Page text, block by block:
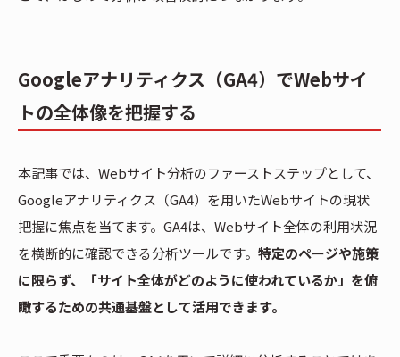
Googleアナリティクス（GA4）でWebサイ
トの全体像を把握する
本記事では、Webサイト分析のファーストステップとして、
Googleアナリティクス（GA4）を用いたWebサイトの現状
把握に焦点を当てます。GA4は、Webサイト全体の利用状況
を横断的に確認できる分析ツールです。 特定のページや施策
に限らず、「サイト全体がどのように使われているか」を俯
瞰するための共通基盤として活用できます。